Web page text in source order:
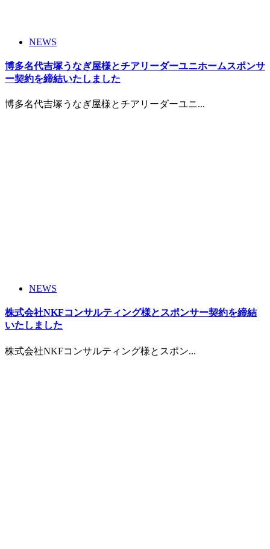
NEWS
博多名代吉塚うなぎ屋様とチアリーダーユニホームスポンサ
ー契約を締結いたしました
博多名代吉塚うなぎ屋様とチアリーダーユニ...
NEWS
株式会社NKFコンサルティング様とスポンサー契約を締結
いたしました
株式会社NKFコンサルティング様とスポン...